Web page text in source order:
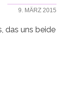
9. MÄRZ 2015
das uns beide